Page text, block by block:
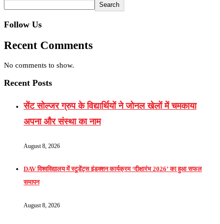
Search
Follow Us
Recent Comments
No comments to show.
Recent Posts
सेंट सोल्जर ग्रुप के विद्यार्थियों ने जोनल खेलों में चमकाया
अपना और संस्था का नाम
August 8, 2026
DAV विश्वविद्यालय में स्टूडेंट्स इंडक्शन कार्यक्रम ‘दीक्षारंभ 2026’ का हुआ सफल
समापन
August 8, 2026